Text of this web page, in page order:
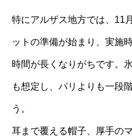
特にアルザス地方では、11
ットの準備が始まり、実施
時間が長くなりがちです。
も想定し、パリよりも一段
う。
耳まで覆える帽子、厚手の